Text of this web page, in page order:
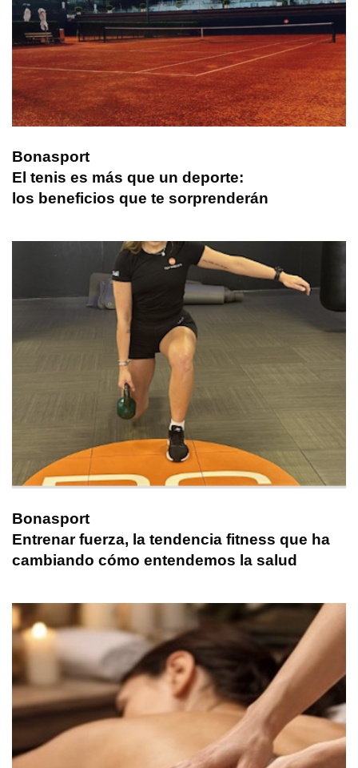
Bonasport
El tenis es más que un deporte:
los beneficios que te sorprenderán
Bonasport
Entrenar fuerza, la tendencia fitness que ha
cambiando cómo entendemos la salud